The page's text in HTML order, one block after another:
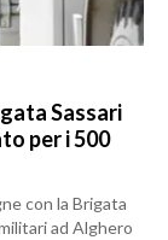
Sassari
per i 500
con la Brigata
ad Alghero